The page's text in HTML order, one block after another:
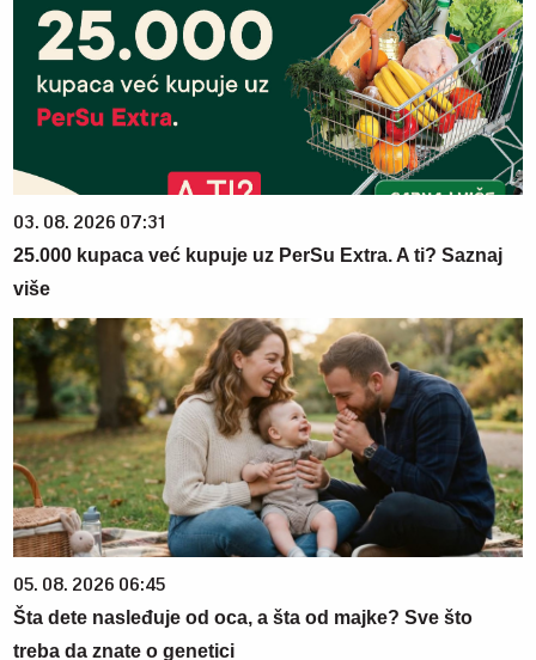
03. 08. 2026 07:31
25.000 kupaca već kupuje uz PerSu Extra. A ti? Saznaj
više
05. 08. 2026 06:45
Šta dete nasleđuje od oca, a šta od majke? Sve što
treba da znate o genetici